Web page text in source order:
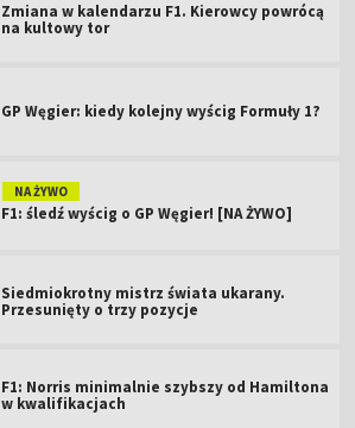
Zmiana w kalendarzu F1. Kierowcy powrócą
na kultowy tor
GP Węgier: kiedy kolejny wyścig Formuły 1?
NA ŻYWO
F1: śledź wyścig o GP Węgier! [NA ŻYWO]
Siedmiokrotny mistrz świata ukarany.
Przesunięty o trzy pozycje
F1: Norris minimalnie szybszy od Hamiltona
w kwalifikacjach